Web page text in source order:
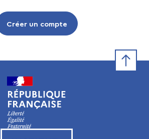
Créer un compte
Visiter le site de l’Institut français